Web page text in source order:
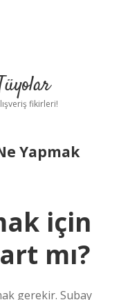
fikirleri!
Yapmak
için
mı?
gerekir. Subay